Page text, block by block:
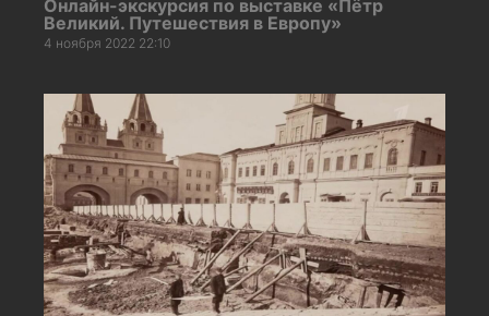
Онлайн-экскурсия по выставке «Пётр
Великий. Путешествия в Европу»
4 ноября 2022 22:10